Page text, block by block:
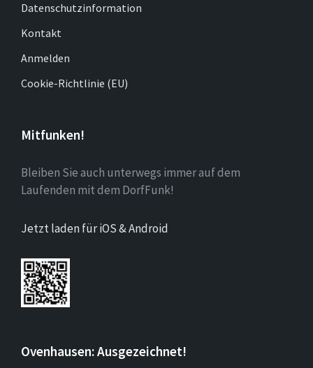
Datenschutzinformation
Kontakt
Anmelden
Cookie-Richtlinie (EU)
Mitfunken!
Bleiben Sie auch unterwegs immer auf dem
Laufenden mit dem DorfFunk!
Jetzt laden für iOS & Android
Ovenhausen: Ausgezeichnet!